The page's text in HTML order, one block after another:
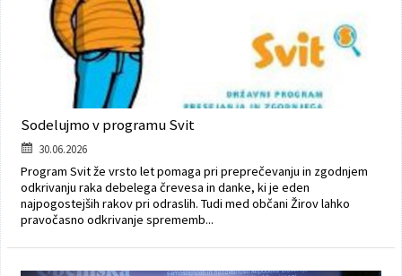
Sodelujmo v programu Svit
30.06.2026
Program Svit že vrsto let pomaga pri preprečevanju in zgodnjem
odkrivanju raka debelega črevesa in danke, ki je eden
najpogostejših rakov pri odraslih. Tudi med občani Žirov lahko
pravočasno odkrivanje sprememb...